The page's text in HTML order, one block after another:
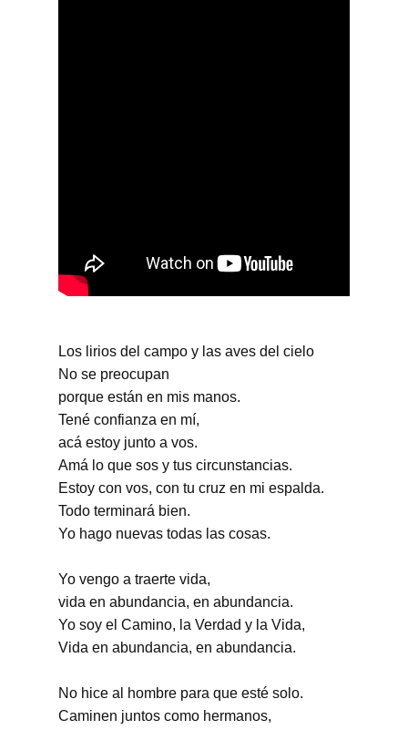
Los lirios del campo y las aves del cielo
No se preocupan
porque están en mis manos.
Tené confianza en mí,
acá estoy junto a vos.
Amá lo que sos y tus circunstancias.
Estoy con vos, con tu cruz en mi espalda.
Todo terminará bien.
Yo hago nuevas todas las cosas.
Yo vengo a traerte vida,
vida en abundancia, en abundancia.
Yo soy el Camino, la Verdad y la Vida,
Vida en abundancia, en abundancia.
No hice al hombre para que esté solo.
Caminen juntos como hermanos,